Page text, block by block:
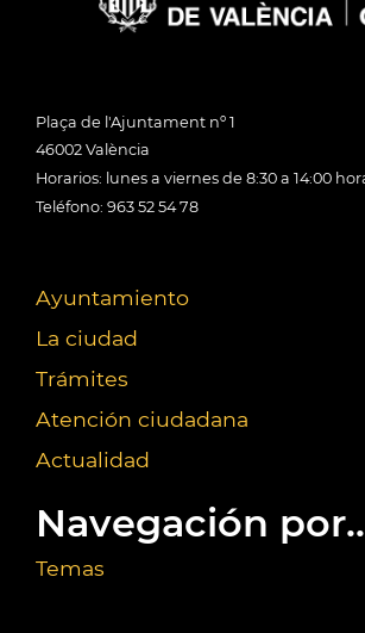
Plaça de l'Ajuntament nº 1
46002 València
Horarios: lunes a viernes de 8:30 a 14:00
Teléfono: 963 52 54 78
Ayuntamiento
La ciudad
Trámites
Atención ciudadana
Actualidad
Navegación
Temas